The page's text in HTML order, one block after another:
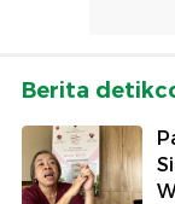
Berita